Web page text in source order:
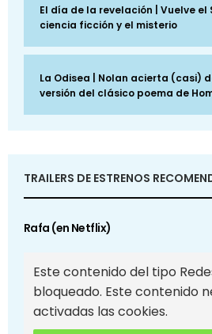
El día de la revelación | Vuelve el
ciencia ficción y el misterio
La Odisea | Nolan acierta (casi)
versión del clásico poema de
TRAILERS DE ESTRENOS
Rafa (en Netflix)
Este contenido del tipo
bloqueado. Este contenido
activadas las cookies.